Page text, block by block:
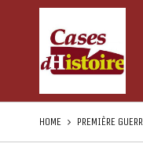
HOME PREMIÈRE